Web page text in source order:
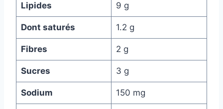
Lipides 9 g
Dont saturés 1.2 g
Fibres 2 g
Sucres 3 g
Sodium 150 mg